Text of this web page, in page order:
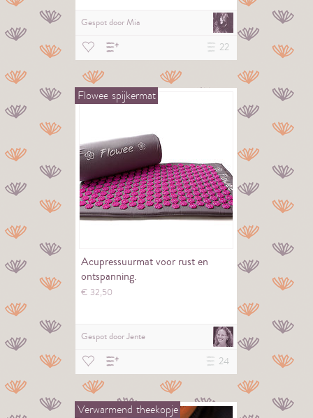
Gespot doorMia
22
Flowee spijkermat
Acupressuurmat voor rust en
ontspanning.
€ 32,50
Gespot doorJente
24
Verwarmend theekopje